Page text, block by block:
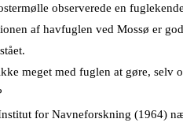
observerede en
af havfuglen ved Mossø er
meget med fuglen at gøre,
for Navneforskning (1964)